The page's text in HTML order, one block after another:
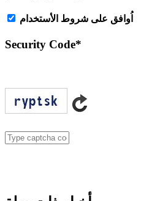
اُوافق على شروط الأستخدام
Security Code*